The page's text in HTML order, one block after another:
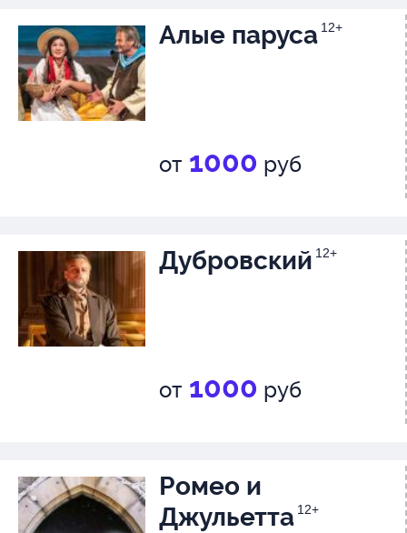
Алые паруса 12+
от 1000 руб
Дубровский 12+
от 1000 руб
Ромео и
Джульетта 12+